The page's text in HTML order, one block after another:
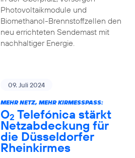
Photovoltaikmodule und
Biomethanol-Brennstoffzellen den
neu errichteten Sendemast mit
nachhaltiger Energie.
09. Juli 2024
MEHR NETZ, MEHR KIRMESSPASS:
O2 Telefónica stärkt
Netzabdeckung für
die Düsseldorfer
Rheinkirmes